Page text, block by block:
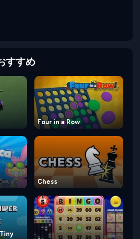
すすめ
Four in a Row
Chess